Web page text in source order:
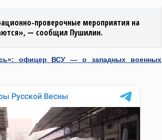
проверочные мероприятия на
— сообщил Пушилин.
офицер ВСУ — о западных военных